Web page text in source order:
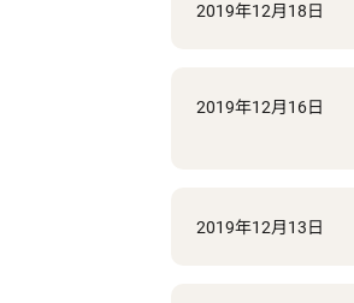
2019年12月18日
2019年12月16日
2019年12月13日